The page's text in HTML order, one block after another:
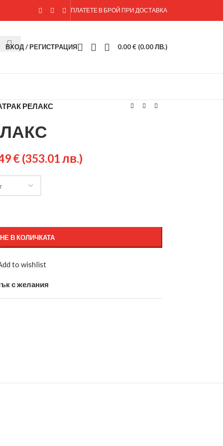
ПЛАТЕТЕ В БРОЙ ПРИ ДОСТАВКА
ВХОД / РЕГИСТРАЦИЯ 0.00€ (0.00 ЛВ.)
РЕЛАКС
€(353.01 лв.)
В КОЛИЧКАТА
to wishlist
с желания